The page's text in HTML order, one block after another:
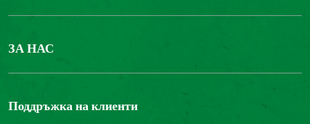
ЗА НАС
БОНДЮЕЛ ГРУП
Поддръжка на клиенти